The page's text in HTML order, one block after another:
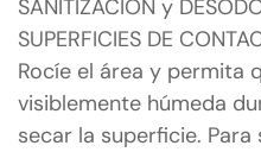
SANITIZACIÓN y
SUPERFICIES DE
Rocíe el área y permita
visiblemente húmeda
secar la superficie.